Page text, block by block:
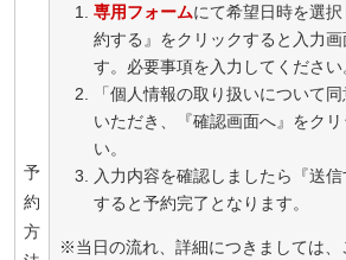
予
約
方
専用フォームにて希望日時を選
約する』をクリックすると入力
す。必要事項を入力してください
「個人情報の取り扱いについて
いただき、『確認画面へ』をクリ
い。
入力内容を確認しましたら『送
すると予約完了となります。
※当日の流れ、詳細につきましては、